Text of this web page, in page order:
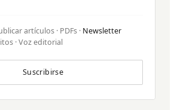
artículos · PDFs · Newsletter
· Voz editorial
Suscribirse